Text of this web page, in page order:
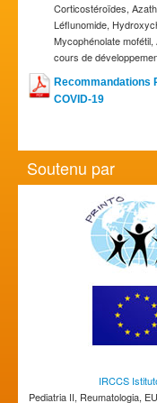
Corticostéroïdes,
Léflunomide,
Mycophénolate
cours de
Recommandations
COVID-19
Soutenu par
IRCCS
Pediatria II, Reumatologia,